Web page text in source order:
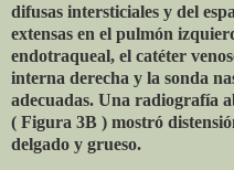
difusas intersticiales y del
extensas en el pulmón
endotraqueal, el catéter
interna derecha y la sonda
adecuadas. Una radiografía
( Figura 3B ) mostró
delgado y grueso.